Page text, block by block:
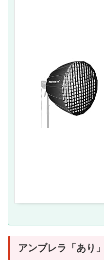
アンブレラ「あり